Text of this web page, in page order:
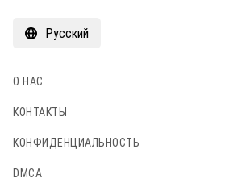
Русский
О НАС
КОНТАКТЫ
КОНФИДЕНЦИАЛЬНОСТЬ
DMCA